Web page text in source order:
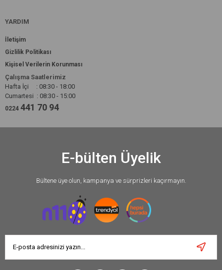
YARDIM
İletişim
Gizlilik Politikası
Kişisel Verilerin Korunması
Çalışma Saatlerimiz
Hafta İçi : 08:30 - 18:00
Cumartesi : 08:30 - 15:00
0224 441 70 94
E-bülten Üyelik
Bültene üye olun, kampanya ve sürprizleri kaçırmayın.